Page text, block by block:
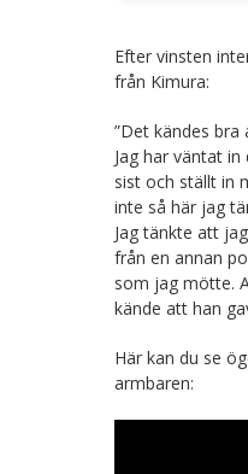
Efter vinsten
från Kimura:
”Det kändes
Jag har väntat
sist och ställt in
inte så här jag
Jag tänkte att
från en annan
som jag mötte.
kände att han
Här kan du se
armbaren: